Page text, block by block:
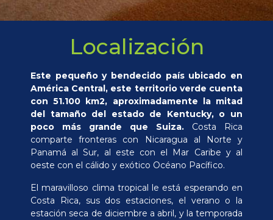
Localización
Este pequeño y bendecido país ubicado en
América Central, este territorio verde cuenta
con 51.100 km2, aproximadamente la mitad
del tamaño del estado de Kentucky, o un
poco más grande que Suiza. Costa Rica
comparte fronteras con Nicaragua al Norte y
Panamá al Sur, al este con el Mar Caribe y al
oeste con el cálido y exótico Océano Pacífico.
El maravilloso clima tropical le está esperando en
Costa Rica, sus dos estaciones, el verano o la
estación seca de diciembre a abril, y la temporada